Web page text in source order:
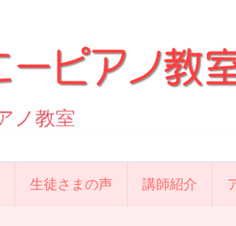
生徒さまの声 講師紹介